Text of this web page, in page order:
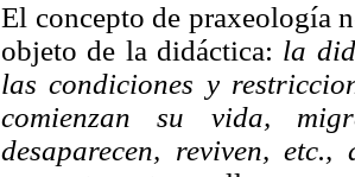
El concepto de praxeología
objeto de la didáctica: la
las condiciones y
comienzan su vida,
desaparecen, reviven,